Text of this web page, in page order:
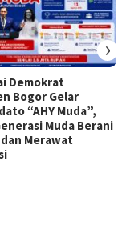
Demokrat
Bogor Gelar
“AHY Muda”,
Muda Berani
Merawat
›